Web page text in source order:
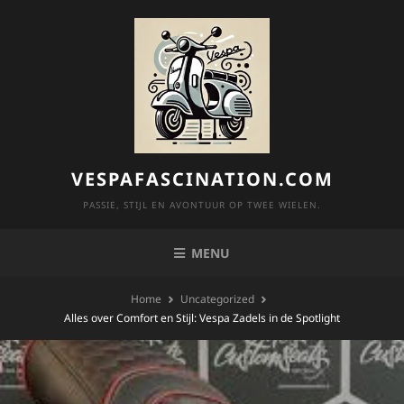
VESPAFASCINATION.COM
PASSIE, STIJL EN AVONTUUR OP TWEE WIELEN.
MENU
Home
Uncategorized
Alles over Comfort en Stijl: Vespa Zadels in de Spotlight